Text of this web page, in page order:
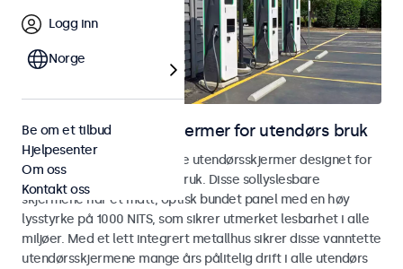
Skjermer og touchskjermer for utendørs bruk
Utforsk våre værbestandige utendørsskjermer designet for
industriell og kommersiell bruk. Disse sollyslesbare
skjermene har et matt, optisk bundet panel med en høy
lysstyrke på 1000 NITS, som sikrer utmerket lesbarhet i alle
miljøer. Med et lett integrert metallhus sikrer disse vanntette
utendørsskjermene mange års pålitelig drift i alle utendørs
Logg inn
Norge
Be om et tilbud
Hjelpesenter
Om oss
Kontakt oss